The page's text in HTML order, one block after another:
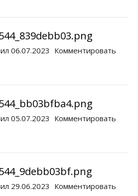
06.07.2023 Комментировать
05.07.2023 Комментировать
29.06.2023 Комментировать